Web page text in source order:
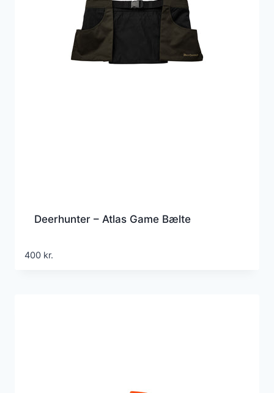
Deerhunter – Atlas Game Bælte
400 kr.